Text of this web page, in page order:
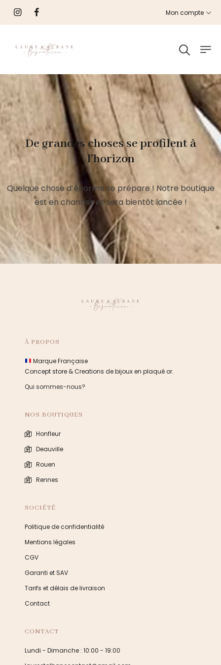
Mon compte
De grandes choses se profilent à
l’horizon
Quelque chose d’énorme se prépare ! Notre boutique
est en chantier et sera bientôt lancée !
À PROPOS
Marque Française
Concept store & Creations de bijoux en plaqué or.
Qui sommes-nous?
NOS BOUTIQUES
Honfleur
Deauville
Rouen
Rennes
SOCIÉTÉ
Politique de confidentialité
Mentions légales
CGV
Garanti et SAV
Tarifs et délais de livraison
Contact
CONTACT
Lundi - Dimanche : 10:00 - 19:00